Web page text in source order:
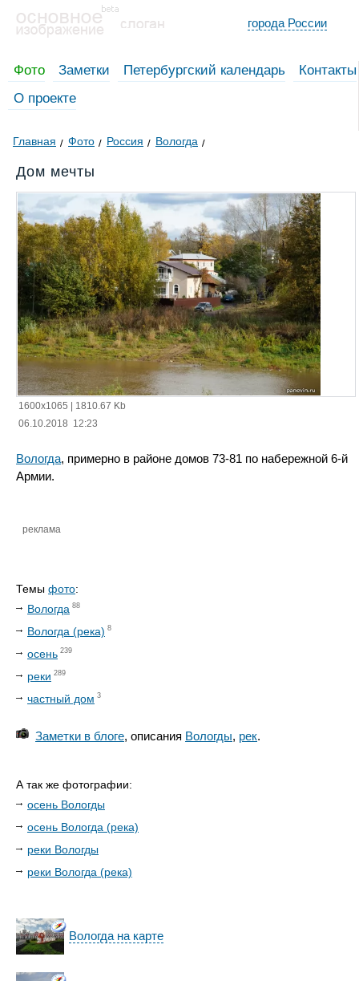
города России
Фото Заметки Петербургский календарь
Контакты
О проекте
Главная Фото Россия Вологда
Дом мечты
1600x1065
1810.67 Kb
06.10.2018 12:23
Вологда, примерно в районе домов 73-81 по набережной 6-й
Армии.
реклама
Темы фото:
Вологда 88
Вологда (река) 8
осень 239
реки 289
частный дом 3
Заметки в блоге, описания Вологды, рек.
А так же фотографии:
осень Вологды
осень Вологда (река)
реки Вологды
реки Вологда (река)
Вологда на карте